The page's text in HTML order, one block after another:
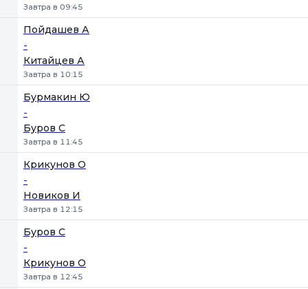
Завтра в 09:45
Пойдашев А
-
Китайцев А
Завтра в 10:15
Бурмакин Ю
-
Буров С
Завтра в 11:45
Крикунов О
-
Новиков И
Завтра в 12:15
Буров С
-
Крикунов О
Завтра в 12:45